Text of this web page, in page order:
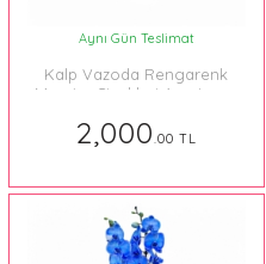
Aynı Gün Teslimat
Kalp Vazoda Rengarenk
Mevsim Çiçekleri Aranjmanı
2,000.00 TL